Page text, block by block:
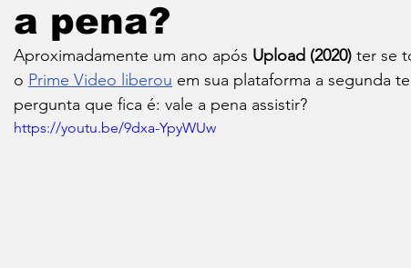
a pena?
Aproximadamente um ano após Upload (2020) ter se
o Prime Video liberou em sua plataforma a segunda
pergunta que fica é: vale a pena assistir?
https://youtu.be/9dxa-YpyWUw